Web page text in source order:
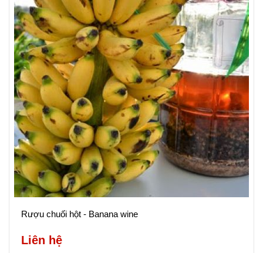
Rượu chuối hột - Banana wine
Liên hệ